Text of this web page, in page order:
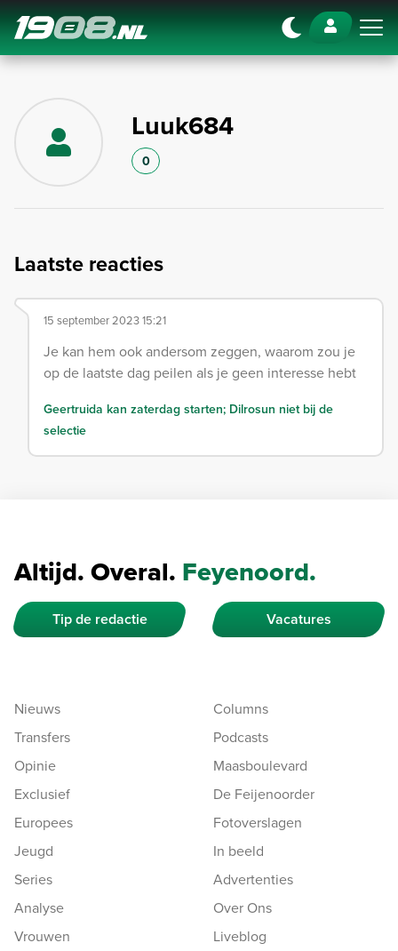
Navigation
Luuk684
0
Laatste reacties
15 september 2023 15:21
Je kan hem ook andersom zeggen, waarom zou je
op de laatste dag peilen als je geen interesse hebt
Geertruida kan zaterdag starten; Dilrosun niet bij de
selectie
Altijd. Overal. Feyenoord.
Tip de redactie Vacatures
Nieuws
Transfers
Opinie
Exclusief
Europees
Jeugd
Series
Analyse
Vrouwen
Columns
Podcasts
Maasboulevard
De Feijenoorder
Fotoverslagen
In beeld
Advertenties
Over Ons
Liveblog